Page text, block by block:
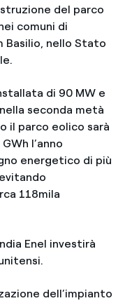
del parco
comuni di
Basilio, nello Stato
di 90 MW e
seconda metà
il parco eolico sarà
l’anno
energetico di più
118mila
Enel investirà
dell’impianto